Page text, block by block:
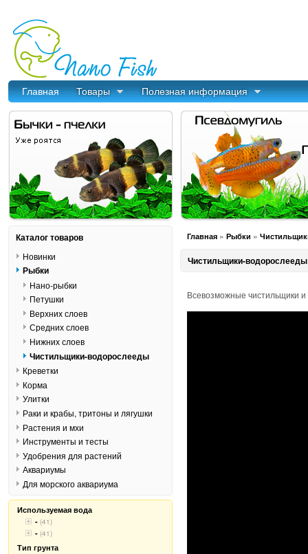
Главная Товары Полезная информация
Главная » Рыбки »
Чистильщики-водорослееды
Всевозможные чистильщики
Каталог товаров
Новинки
Рыбки
Нано-рыбки
Петушки
Верхних слоев
Средних слоев
Нижних слоев
Чистильщики-водорослееды
Креветки
Корма
Улитки
Раки и крабы, тритоны и лягушки
Растения и мхи
Инструменты и тесты
Удобрения для растений
Аквариумы
Для морского аквариума
Используемая вода
- (41)
- (41)
Тип грунта